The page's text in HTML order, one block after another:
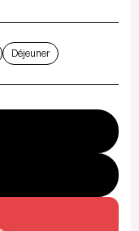
Déjeuner